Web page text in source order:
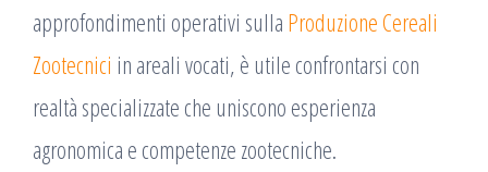
approfondimenti operativi sulla Produzione Cereali
Zootecnici in areali vocati, è utile confrontarsi con
realtà specializzate che uniscono esperienza
agronomica e competenze zootecniche.